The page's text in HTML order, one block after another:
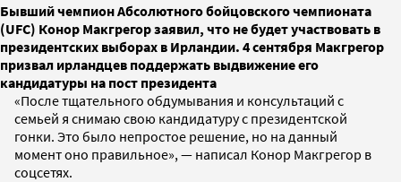
Бывший чемпион Абсолютного бойцовского чемпионата
(UFC) Конор Макгрегор заявил, что не будет участвовать в
президентских выборах в Ирландии. 4 сентября Макгрегор
призвал ирландцев поддержать выдвижение его
кандидатуры на пост президента
«После тщательного обдумывания и консультаций с
семьей я снимаю свою кандидатуру с президентской
гонки. Это было непростое решение, но на данный
момент оно правильное», — написал Конор Макгрегор в
соцсетях.